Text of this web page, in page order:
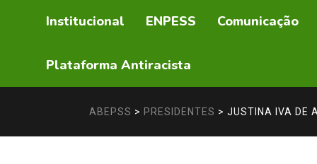
Institucional ENPESS Comunicação
Plataforma Antiracista
ABEPSS > PRESIDENTES > JUSTINA IVA DE